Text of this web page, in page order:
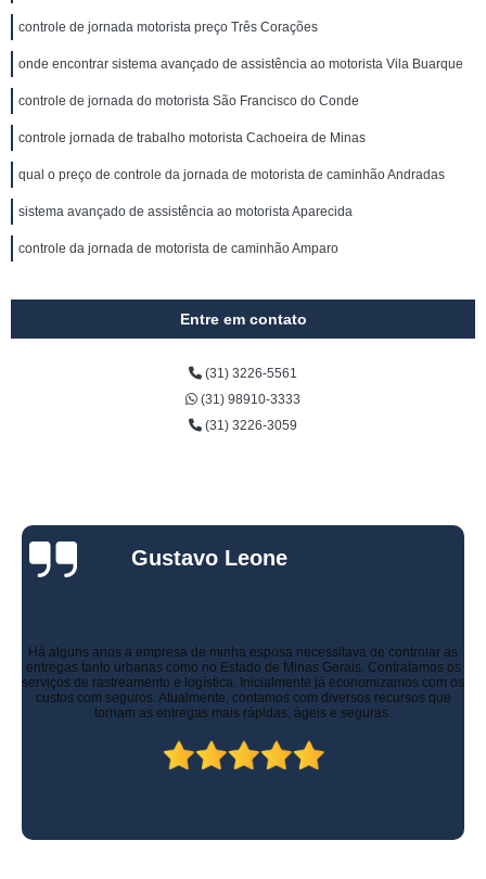
controle de jornada motorista preço Três Corações
onde encontrar sistema avançado de assistência ao motorista Vila Buarque
controle de jornada do motorista São Francisco do Conde
controle jornada de trabalho motorista Cachoeira de Minas
qual o preço de controle da jornada de motorista de caminhão Andradas
sistema avançado de assistência ao motorista Aparecida
controle da jornada de motorista de caminhão Amparo
Entre em contato
(31) 3226-5561
(31) 98910-3333
(31) 3226-3059
Gustavo Leone
Há alguns anos a empresa de minha esposa necessitava de controlar as
entregas tanto urbanas como no Estado de Minas Gerais. Contratamos os
serviços de rastreamento e logística. Inicialmente já economizamos com os
custos com seguros. Atualmente, contamos com diversos recursos que
tornam as entregas mais rápidas, ágeis e seguras.